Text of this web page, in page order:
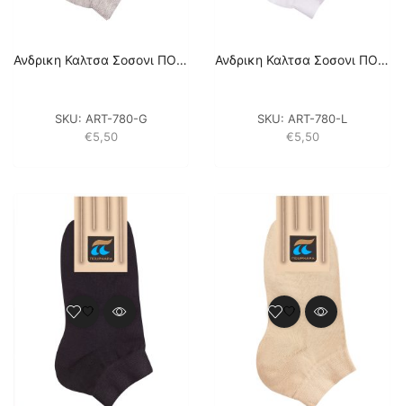
Ανδρικη Καλτσα Σοσονι ΠΟΥΡΝΑΡΑ (2 Pack) – ΓΚΡΙ
SKU: ART-780-G
€5,50
Ανδρικη Καλτσα Σοσονι ΠΟΥΡΝΑΡΑ (2 Pack) – ΛΕΥΚΟ
SKU: ART-780-L
€5,50